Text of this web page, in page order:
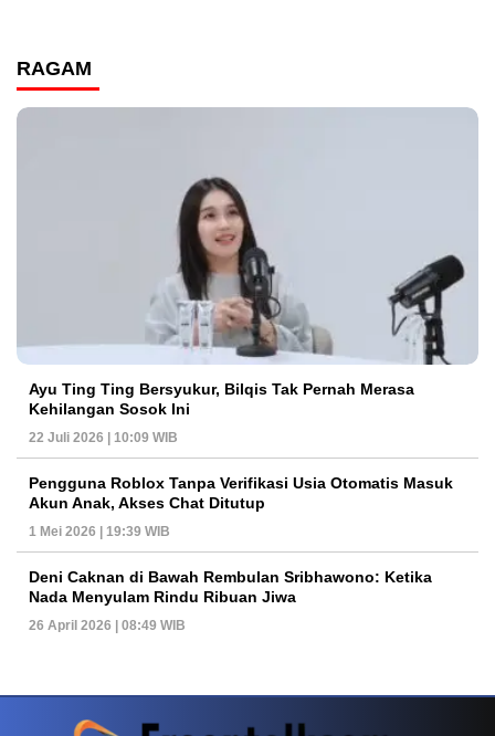
RAGAM
Ayu Ting Ting Bersyukur, Bilqis Tak Pernah Merasa
Kehilangan Sosok Ini
22 Juli 2026 | 10:09 WIB
Pengguna Roblox Tanpa Verifikasi Usia Otomatis Masuk
Akun Anak, Akses Chat Ditutup
1 Mei 2026 | 19:39 WIB
Deni Caknan di Bawah Rembulan Sribhawono: Ketika
Nada Menyulam Rindu Ribuan Jiwa
26 April 2026 | 08:49 WIB
PETIR800 LOGIN PETIR800 Baccarat Dan Evolusi Game Meja Digital